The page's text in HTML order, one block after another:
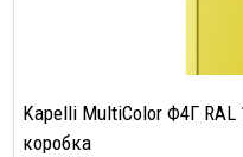
Kapelli MultiColor Ф4Г
коробка